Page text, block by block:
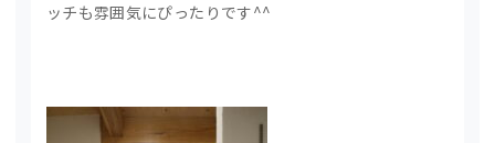
ッチも雰囲気にぴったりです^^